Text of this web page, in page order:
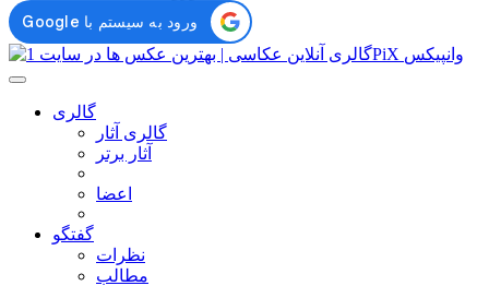
گالری
گالری آثار
آثار برتر
اعضا
گفتگو
نظرات
مطالب